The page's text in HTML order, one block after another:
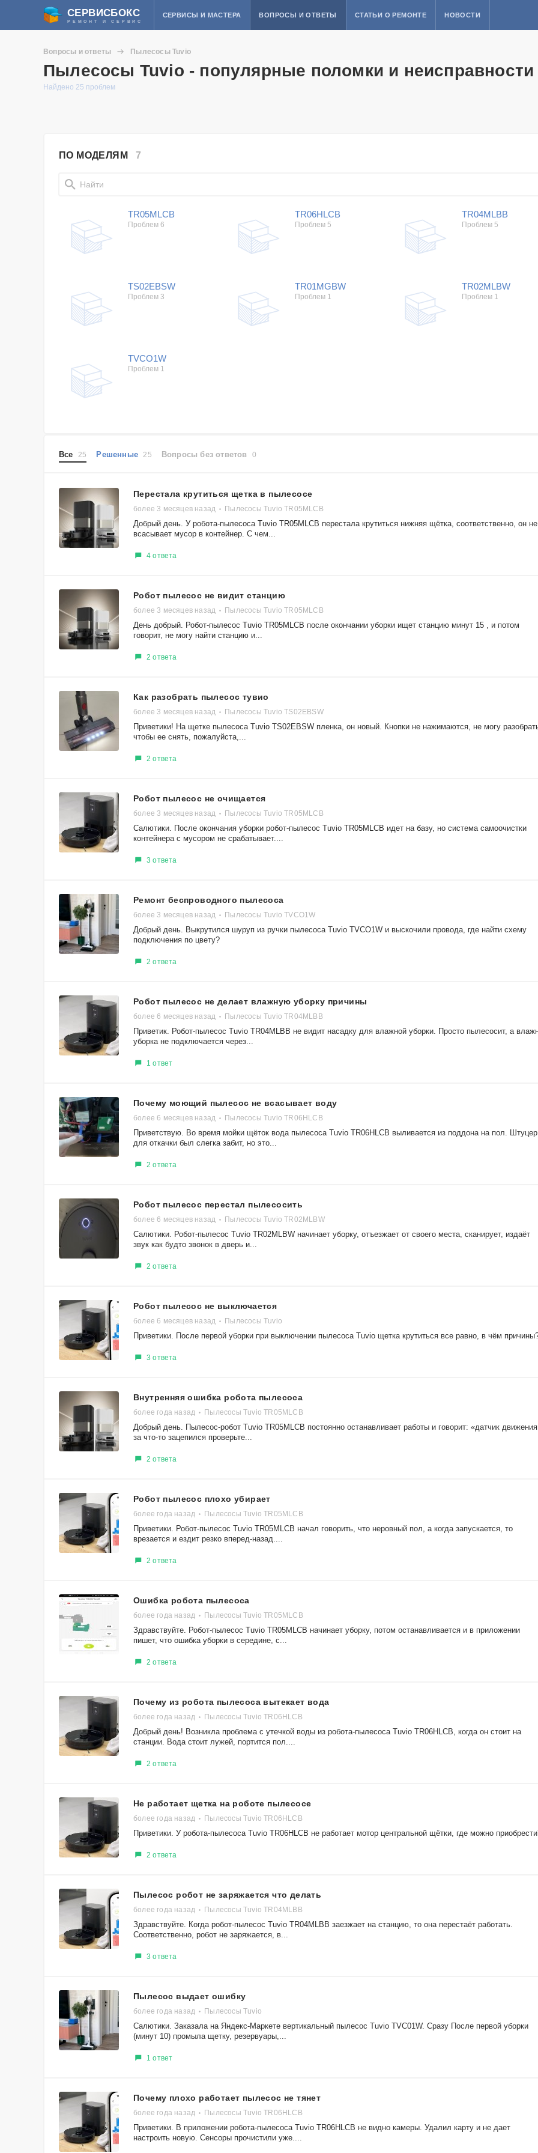
СЕРВИСБОКС
РЕМОНТ И СЕРВИС
СЕРВИСЫ И МАСТЕРА ВОПРОСЫ И ОТВЕТЫ СТАТЬИ О РЕМОНТЕ НОВОСТИ
Вопросы и ответы Пылесосы Tuvio
Пылесосы Tuvio - популярные поломки и неисправности
Найдено 25 проблем
ПО МОДЕЛЯМ7
TR05MLCB
Проблем 6
TR06HLCB
Проблем 5
TR04MLBB
Проблем 5
TS02EBSW
Проблем 3
TR01MGBW
Проблем 1
TR02MLBW
Проблем 1
TVCO1W
Проблем 1
Все 25 Решенные25 Вопросы без ответов0
Перестала крутиться щетка в пылесосе
более 3 месяцев назад Пылесосы Tuvio TR05MLCB
Добрый день. У робота-пылесоса Tuvio TR05MLCB перестала крутиться нижняя щётка, соответственно, он не
всасывает мусор в контейнер. С чем...
4 ответа
Робот пылесос не видит станцию
более 3 месяцев назад Пылесосы Tuvio TR05MLCB
День добрый. Робот-пылесос Tuvio TR05MLCB после окончании уборки ищет станцию минут 15 , и потом
говорит, не могу найти станцию и...
2 ответа
Как разобрать пылесос тувио
более 3 месяцев назад Пылесосы Tuvio TS02EBSW
Приветики! На щетке пылесоса Tuvio TS02EBSW пленка, он новый. Кнопки не нажимаются, не могу
чтобы ее снять, пожалуйста,...
2 ответа
Робот пылесос не очищается
более 3 месяцев назад Пылесосы Tuvio TR05MLCB
Салютики. После окончания уборки робот-пылесос Tuvio TR05MLCB идет на базу, но система самоочистки
контейнера с мусором не срабатывает....
3 ответа
Ремонт беспроводного пылесоса
более 3 месяцев назад Пылесосы Tuvio TVCO1W
Добрый день. Выкрутился шуруп из ручки пылесоса Tuvio TVCO1W и выскочили провода, где найти схему
подключения по цвету?
2 ответа
Робот пылесос не делает влажную уборку причины
более 6 месяцев назад Пылесосы Tuvio TR04MLBB
Приветик. Робот-пылесос Tuvio TR04MLBB не видит насадку для влажной уборки. Просто пылесосит, а
уборка не подключается через...
1 ответ
Почему моющий пылесос не всасывает воду
более 6 месяцев назад Пылесосы Tuvio TR06HLCB
Приветствую. Во время мойки щёток вода пылесоса Tuvio TR06HLCB выливается из поддона на пол. Штуцер
для откачки был слегка забит, но это...
2 ответа
Робот пылесос перестал пылесосить
более 6 месяцев назад Пылесосы Tuvio TR02MLBW
Салютики. Робот-пылесос Tuvio TR02MLBW начинает уборку, отъезжает от своего места, сканирует, издаёт
звук как будто звонок в дверь и...
2 ответа
Робот пылесос не выключается
более 6 месяцев назад Пылесосы Tuvio
Приветики. После первой уборки при выключении пылесоса Tuvio щетка крутиться все равно, в чём
3 ответа
Внутренняя ошибка робота пылесоса
более года назад Пылесосы Tuvio TR05MLCB
Добрый день. Пылесос-робот Tuvio TR05MLCB постоянно останавливает работы и говорит: «датчик движения
за что-то зацепился проверьте...
2 ответа
Робот пылесос плохо убирает
более года назад Пылесосы Tuvio TR05MLCB
Приветики. Робот-пылесос Tuvio TR05MLCB начал говорить, что неровный пол, а когда запускается, то
врезается и ездит резко вперед-назад....
2 ответа
Ошибка робота пылесоса
более года назад Пылесосы Tuvio TR05MLCB
Здравствуйте. Робот-пылесос Tuvio TR05MLCB начинает уборку, потом останавливается и в приложении
пишет, что ошибка уборки в середине, с...
2 ответа
Почему из робота пылесоса вытекает вода
более года назад Пылесосы Tuvio TR06HLCB
Добрый день! Возникла проблема с утечкой воды из робота-пылесоса Tuvio TR06HLCB, когда он стоит на
станции. Вода стоит лужей, портится пол....
2 ответа
Не работает щетка на роботе пылесосе
более года назад Пылесосы Tuvio TR06HLCB
Приветики. У робота-пылесоса Tuvio TR06HLCB не работает мотор центральной щётки, где можно
2 ответа
Пылесос робот не заряжается что делать
более года назад Пылесосы Tuvio TR04MLBB
Здравствуйте. Когда робот-пылесос Tuvio TR04MLBB заезжает на станцию, то она перестаёт работать.
Соответственно, робот не заряжается, в...
3 ответа
Пылесос выдает ошибку
более года назад Пылесосы Tuvio
Салютики. Заказала на Яндекс-Маркете вертикальный пылесос Tuvio TVC01W. Сразу После первой уборки
(минут 10) промыла щетку, резервуары,...
1 ответ
Почему плохо работает пылесос не тянет
более года назад Пылесосы Tuvio TR06HLCB
Приветики. В приложении робота-пылесоса Tuvio TR06HLCB не видно камеры. Удалил карту и не дает
настроить новую. Сенсоры прочистили уже....